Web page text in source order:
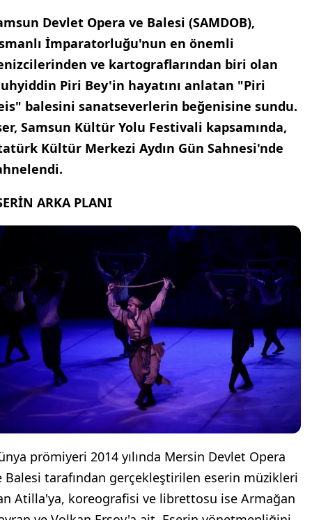
Devlet Opera ve Balesi (SAMDOB),
İmparatorluğu'nun en önemli
ve kartograflarından biri olan
Piri Bey'in hayatını anlatan "Piri
balesini sanatseverlerin beğenisine sundu.
Samsun Kültür Yolu Festivali kapsamında,
Kültür Merkezi Aydın Gün Sahnesi'nde
ARKA PLANI
prömiyeri 2014 yılında Mersin Devlet Opera
Balesi tarafından gerçekleştirilen eserin müzikleri
Atilla'ya, koreografisi ve librettosu ise Armağan